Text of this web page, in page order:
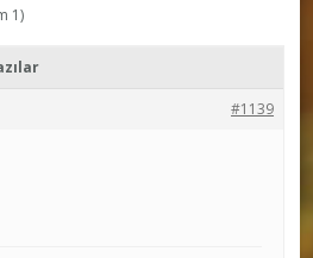
1)
#1139